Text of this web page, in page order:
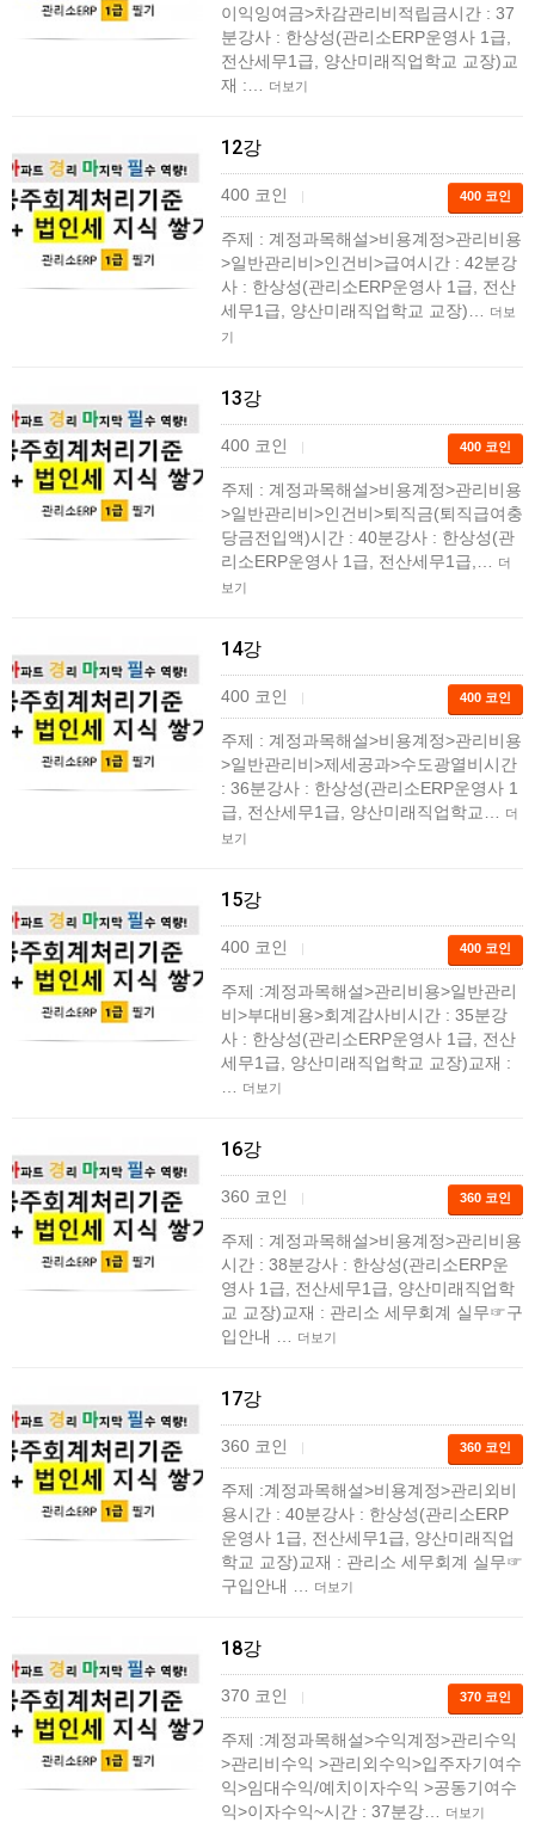
이익잉여금>차감관리비적립금시간 : 37
분강사 : 한상성(관리소ERP운영사 1급,
전산세무1급, 양산미래직업학교 교장)교
재 :…
더보기
12강
400 코인 | 400 코인
주제 : 계정과목해설>비용계정>관리비용
>일반관리비>인건비>급여시간 : 42분강
사 : 한상성(관리소ERP운영사 1급, 전산
세무1급, 양산미래직업학교 교장)…
더보
기
13강
400 코인 | 400 코인
주제 : 계정과목해설>비용계정>관리비용
>일반관리비>인건비>퇴직금(퇴직급여충
당금전입액)시간 : 40분강사 : 한상성(관
리소ERP운영사 1급, 전산세무1급,…
더
보기
14강
400 코인 | 400 코인
주제 : 계정과목해설>비용계정>관리비용
>일반관리비>제세공과>수도광열비시간
: 36분강사 : 한상성(관리소ERP운영사 1
급, 전산세무1급, 양산미래직업학교…
더
보기
15강
400 코인 | 400 코인
주제 :계정과목해설>관리비용>일반관리
비>부대비용>회계감사비시간 : 35분강
사 : 한상성(관리소ERP운영사 1급, 전산
세무1급, 양산미래직업학교 교장)교재 :
더보기
16강
360 코인 | 360 코인
주제 : 계정과목해설>비용계정>관리비용
시간 : 38분강사 : 한상성(관리소ERP운
영사 1급, 전산세무1급, 양산미래직업학
교 교장)교재 : 관리소 세무회계 실무☞구
입안내 …
더보기
17강
360 코인 | 360 코인
주제 :계정과목해설>비용계정>관리외비
용시간 : 40분강사 : 한상성(관리소ERP
운영사 1급, 전산세무1급, 양산미래직업
학교 교장)교재 : 관리소 세무회계 실무☞
구입안내 …
더보기
18강
370 코인 | 370 코인
주제 :계정과목해설>수익계정>관리수익
>관리비수익 >관리외수익>입주자기여수
익>임대수익/예치이자수익 >공동기여수
익>이자수익~시간 : 37분강…
더보기